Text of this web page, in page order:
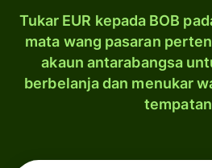
Tukar EUR kepada BOB
mata wang pasaran
akaun antarabangsa
berbelanja dan menukar